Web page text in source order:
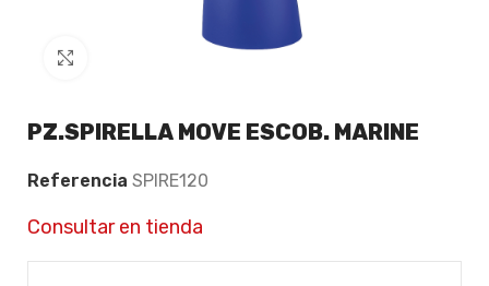
PZ.SPIRELLA MOVE ESCOB. MARINE
Referencia SPIRE120
Consultar en tienda